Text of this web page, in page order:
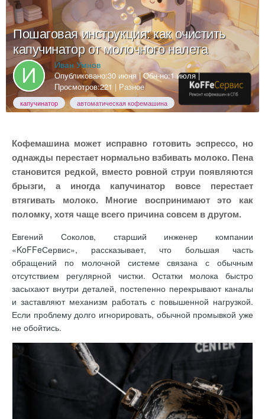
Пошаговая инструкция: как очистить
капучинатор от молочного налета
Иван Умнов
Опубликовано:30 июня| Обн-но:1 июля|
Просмотров:221 | Разное
капучинатор автоматическая кофемашина
Кофемашина может исправно готовить эспрессо, но
однажды перестает нормально взбивать молоко. Пена
становится редкой, вместо ровной струи появляются
брызги, а иногда капучинатор вовсе перестает
втягивать молоко. Многие воспринимают это как
поломку, хотя чаще всего причина совсем в другом.
Евгений Соколов, старший инженер компании
«KoFFeСервис», рассказывает, что большая часть
обращений по молочной системе связана с обычным
отсутствием регулярной чистки. Остатки молока быстро
засыхают внутри деталей, постепенно перекрывают каналы
и заставляют механизм работать с повышенной нагрузкой.
Если проблему долго игнорировать, обычной промывкой уже
не обойтись.